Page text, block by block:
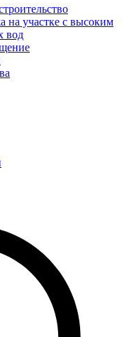
на участке с высоким
вод